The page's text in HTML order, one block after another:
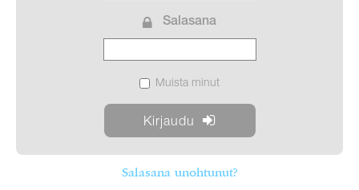
Salasana
Muista minut
Salasana unohtunut?